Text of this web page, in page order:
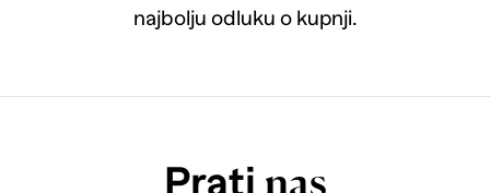
najbolju odluku o kupnji.
Prati